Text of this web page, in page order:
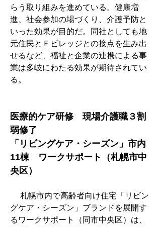
らう取り組みを進めている。健康増
進、社会参加の場づくり、介護予防と
いった効果が目的だ。同社としても地
元住民とＦビレッジとの接点を生み出
せるなど、福祉と企業の連携による事
業は多岐にわたる効果が期待されてい
る。
医療的ケア研修　現場介護職３割
弱修了
「リビングケア・シーズン」市内
11棟　ワークサポート（札幌市中
央区）
札幌市内で高齢者向け住宅「リビン
グケア・シーズン」ブランドを展開す
るワークサポート（同市中央区）は、